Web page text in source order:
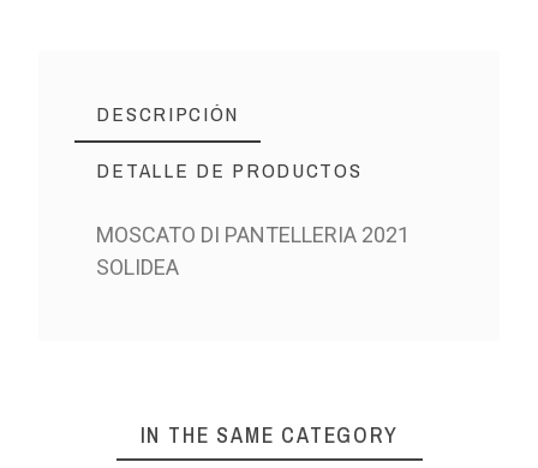
DESCRIPCIÓN
DETALLE DE PRODUCTOS
MOSCATO DI PANTELLERIA 2021
SOLIDEA
IN THE SAME CATEGORY